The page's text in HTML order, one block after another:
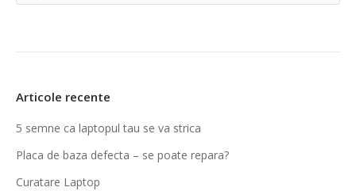
Articole recente
5 semne ca laptopul tau se va strica
Placa de baza defecta – se poate repara?
Curatare Laptop